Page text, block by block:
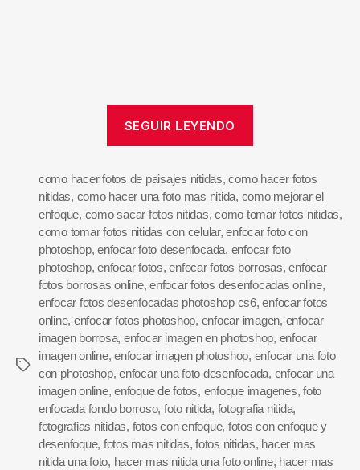
SEGUIR LEYENDO
como hacer fotos de paisajes nitidas,como hacer fotos
nitidas, como hacer una foto mas nitida, como mejorar el
enfoque, como sacar fotos nitidas,como tomar fotos nitidas,
como tomar fotos nitidas con celular,enfocar foto con
photoshop,enfocar foto desenfocada, enfocar foto
photoshop,enfocar fotos,enfocar fotos borrosas,enfocar
fotos borrosas online,enfocar fotos desenfocadas online,
enfocar fotos desenfocadas photoshop cs6,enfocar fotos
online, enfocar fotos photoshop, enfocar imagen, enfocar
imagen borrosa, enfocar imagen en photoshop, enfocar
imagen online,enfocar imagen photoshop, enfocar una foto
con photoshop,enfocar una foto desenfocada, enfocar una
imagen online,enfoque de fotos, enfoque imagenes,foto
enfocada fondo borroso, foto nitida, fotografia nitida,
fotografias nitidas, fotos con enfoque, fotos con enfoque y
desenfoque, fotos mas nitidas,fotos nitidas, hacer mas
nitida una foto, hacer mas nitida una foto online, hacer mas